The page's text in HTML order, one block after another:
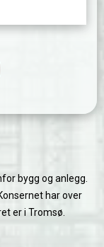
bygg og anlegg.
har over
er i Tromsø.